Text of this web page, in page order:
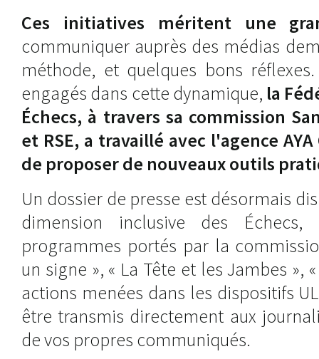
Ces initiatives méritent une
communiquer auprès des médias
méthode, et quelques bons
engagés dans cette dynamique, la
Échecs, à travers sa commission
et RSE, a travaillé avec l'agence
de proposer de nouveaux outils
Un dossier de presse est désormais
dimension inclusive des
programmes portés par la
un signe », « La Tête et les Jambes »,
actions menées dans les dispositifs
être transmis directement aux
de vos propres communiqués.